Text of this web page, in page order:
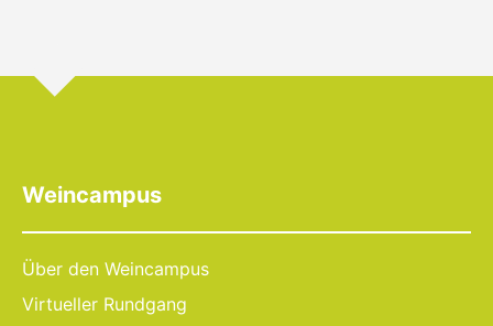
Weincampus
Über den Weincampus
Virtueller Rundgang